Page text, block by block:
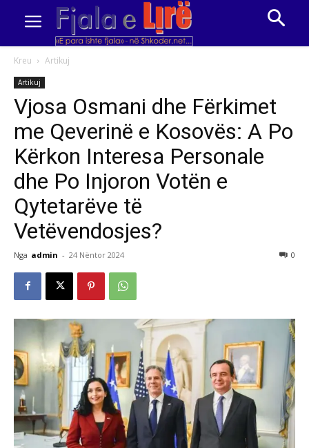
Kreu Artikuj
Artikuj
Vjosa Osmani dhe Fërkimet
me Qeverinë e Kosovës: A Po
Kërkon Interesa Personale
dhe Po Injoron Votën e
Qytetarëve të
Vetëvendosjes?
Nga admin - 24 Nëntor 2024 0